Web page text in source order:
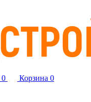
0 Корзина 0